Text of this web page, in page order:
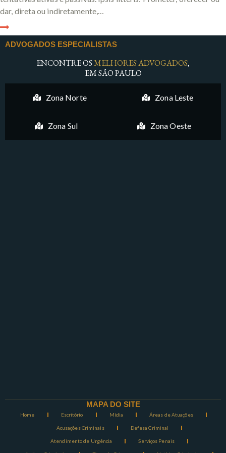
dar, direta ou indiretamente,…
ADVOGADOS ESPECIALISTAS
ENCONTRE OSMELHORES ADVOGADOS,
EM SÃO PAULO
Zona Norte Zona Leste
Zona Sul Zona Oeste
MAPA DO SITE
Home Escritório Mídia Áreas de Atuações
Acusações Criminais Defesa Criminal
Atendimento de Urgência Serviços Penais